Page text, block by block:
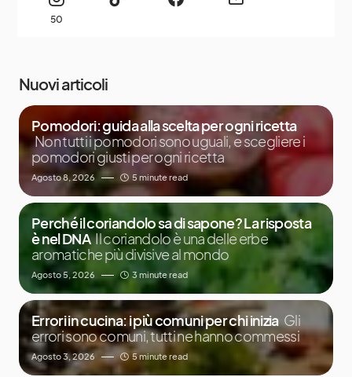
50
Nuovi articoli
Pomodori: guida alla scelta per ogni ricetta
Non tutti i pomodori sono uguali, e scegliere i
pomodori giusti per ogni ricetta
Agosto 8, 2026 5 minute read
Perché il coriandolo sa di sapone? La risposta
è nel DNA Il coriandolo è una delle erbe
aromatiche più divisive al mondo
Agosto 5, 2026 3 minute read
Errori in cucina: i più comuni per chi inizia Gli
errori sono comuni, tutti ne hanno commessi
Agosto 3, 2026 5 minute read